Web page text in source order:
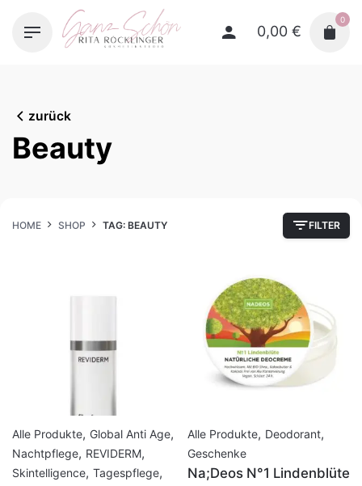
0,00 €
0
zurück
Beauty
HOME SHOP TAG: BEAUTY FILTER
Alle Produkte, Global Anti Age,
Nachtpflege, REVIDERM,
Skintelligence, Tagespflege,
Alle Produkte, Deodorant,
Geschenke
Na;Deos N°1 Lindenblüte